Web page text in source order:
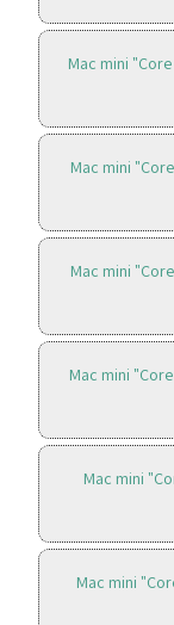
Mac mini
Mac mini
Mac mini
Mac mini
Mac mini
Mac mini